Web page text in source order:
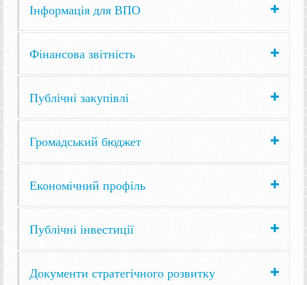
Інформація для ВПО
Фінансова звітність
Публічні закупівлі
Громадський бюджет
Економічний профіль
Публічні інвестиції
Документи стратегічного розвитку